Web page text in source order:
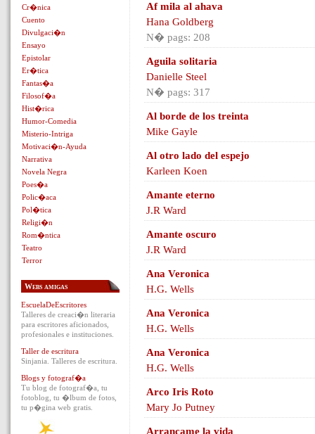
Af mila al ahava
Hana Goldberg
N� pags: 208
Aguila solitaria
Danielle Steel
N� pags: 317
Al borde de los treinta
Mike Gayle
Al otro lado del espejo
Karleen Koen
Amante eterno
J.R Ward
Amante oscuro
J.R Ward
Ana Veronica
H.G. Wells
Ana Veronica
H.G. Wells
Ana Veronica
H.G. Wells
Arco Iris Roto
Mary Jo Putney
Arrancame la vida
Cr�nica
Cuento
Divulgaci�n
Ensayo
Epistolar
Er�tica
Fantas�a
Filosof�a
Hist�rica
Humor-Comedia
Misterio-Intriga
Motivaci�n-Ayuda
Narrativa
Novela Negra
Poes�a
Polic�aca
Pol�tica
Religi�n
Rom�ntica
Teatro
Terror
Webs amigas
EscuelaDeEscritores
Talleres de creaci�n literaria
para escritores aficionados,
profesionales e instituciones.
Taller de escritura
Sinjania. Talleres de escritura.
Blogs y fotograf�a
Tu blog de fotograf�a, tu
fotoblog, tu �lbum de fotos,
tu p�gina web gratis.